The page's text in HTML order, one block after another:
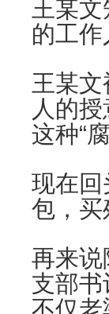
王某
的工
王某
人的
这种“
现在回
包，买
再来说
支部